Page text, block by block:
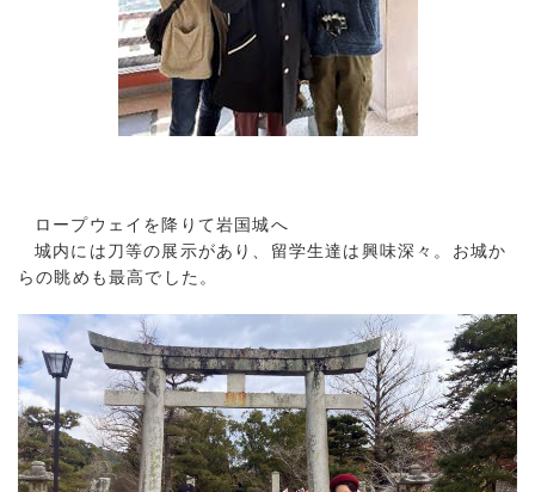
ロープウェイを降りて岩国城へ
城内には刀等の展示があり、留学生達は興味深々。お城か
らの眺めも最高でした。